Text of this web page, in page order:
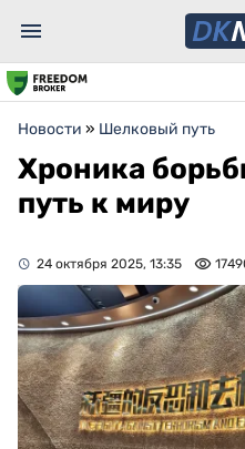
Новости » Шелковый путь
Хроника
путь к миру
24 октября 2025, 13:35